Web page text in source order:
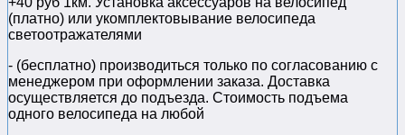
(платно) или укомплектовывание велосипеда
светоотражателями
- (бесплатно) производиться только по cогласованию с
менеджером при оформлении заказа. Доставка
осуществляется до подъезда. Стоимость подъема
одного велосипеда на любой